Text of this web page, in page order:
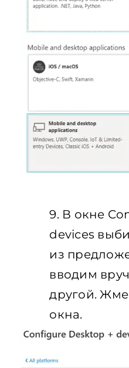
9. В окне
devices
из
вводим
другой.
окна.